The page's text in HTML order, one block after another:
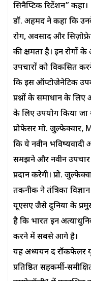
सिनैप्टिक रिटेंशन” कहा।
डॉ. अहमद ने कहा कि
रोग, अवसाद और
की क्षमता है। इन
उपचारों को विकसित
कि इस ऑप्टोजेनेटिक
प्रश्नों के समाधान के
के लिए उपयोग किया जा
प्रोफेसर मो. जुल्फेक्वार,
कि ये नवीन
समझने और नवीन उपचार
प्रदान करेगी। प्रो.
तकनीक ने तंत्रिका
यूएसए जैसे दुनिया के
है कि भारत इन
करने में सबसे आगे है।
यह अध्ययन द रॉकफेलर
प्रतिष्ठित सहकर्मी-